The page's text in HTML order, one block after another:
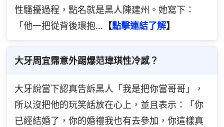
性騷擾過程，點名就是黑人陳建州。她寫下：
「他一把從背後環抱… 【點擊連結了解】
大牙周宜霈意外踢爆范瑋琪性冷感？
大牙說當下認真告訴黑人「我是把你當哥哥」，
所以沒把他的玩笑話放在心上，並且表示：「你
已經結婚了，你的婚禮我也有去參加，你這樣真